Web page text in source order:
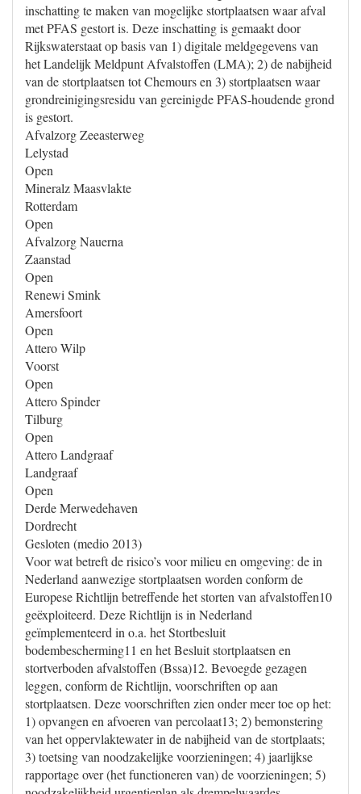
inschatting te maken van mogelijke stortplaatsen waar afval
met PFAS gestort is. Deze inschatting is gemaakt door
Rijkswaterstaat op basis van 1) digitale meldgegevens van
het Landelijk Meldpunt Afvalstoffen (LMA); 2) de nabijheid
van de stortplaatsen tot Chemours en 3) stortplaatsen waar
grondreinigingsresidu van gereinigde PFAS-houdende grond
is gestort.
Afvalzorg Zeeasterweg
Lelystad
Open
Mineralz Maasvlakte
Rotterdam
Open
Afvalzorg Nauerna
Zaanstad
Open
Renewi Smink
Amersfoort
Open
Attero Wilp
Voorst
Open
Attero Spinder
Tilburg
Open
Attero Landgraaf
Landgraaf
Open
Derde Merwedehaven
Dordrecht
Gesloten (medio 2013)
Voor wat betreft de risico’s voor milieu en omgeving: de in
Nederland aanwezige stortplaatsen worden conform de
Europese Richtlijn betreffende het storten van afvalstoffen10
geëxploiteerd. Deze Richtlijn is in Nederland
geïmplementeerd in o.a. het Stortbesluit
bodembescherming11 en het Besluit stortplaatsen en
stortverboden afvalstoffen (Bssa)12. Bevoegde gezagen
leggen, conform de Richtlijn, voorschriften op aan
stortplaatsen. Deze voorschriften zien onder meer toe op het:
1) opvangen en afvoeren van percolaat13; 2) bemonstering
van het oppervlaktewater in de nabijheid van de stortplaats;
3) toetsing van noodzakelijke voorzieningen; 4) jaarlijkse
rapportage over (het functioneren van) de voorzieningen; 5)